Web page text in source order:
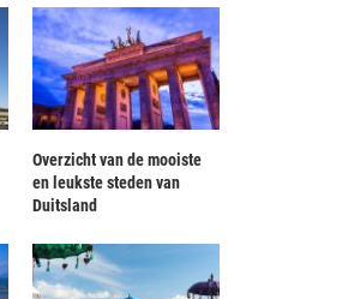
Overzicht van de mooiste
en leukste steden van
Duitsland